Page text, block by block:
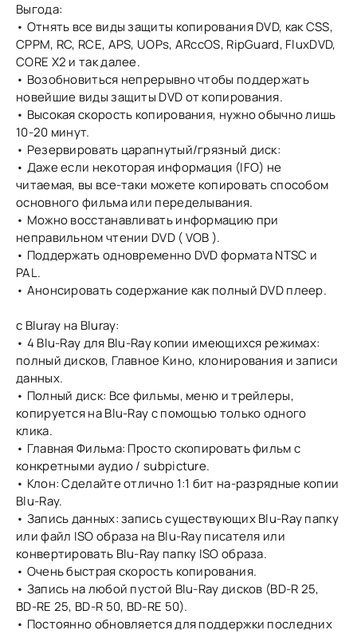
Выгода:
• Отнять все виды защиты копирования DVD, как CSS,
CPPM, RC, RCE, APS, UOPs, ARccOS, RipGuard, FluxDVD,
CORE X2 и так далее.
• Возобновиться непрерывно чтобы поддержать
новейшие виды защиты DVD от копирования.
• Высокая скорость копирования, нужно обычно лишь
10-20 минут.
• Резервировать царапнутый/грязный диск:
• Даже если некоторая информация (IFO) не
читаемая, вы все-таки можете копировать способом
основного фильма или переделывания.
• Можно восстанавливать информацию при
неправильном чтении DVD ( VOB ).
• Поддержать одновременно DVD формата NTSC и
PAL.
• Анонсировать содержание как полный DVD плеер.
с Bluray на Bluray:
• 4 Blu-Ray для Blu-Ray копии имеющихся режимах:
полный дисков, Главное Кино, клонирования и записи
данных.
• Полный диск: Все фильмы, меню и трейлеры,
копируется на Blu-Ray с помощью только одного
клика.
• Главная Фильма: Просто скопировать фильм с
конкретными аудио / subpicture.
• Клон: Сделайте отлично 1:1 бит на-разрядные копии
Blu-Ray.
• Запись данных: запись существующих Blu-Ray папку
или файл ISO образа на Blu-Ray писателя или
конвертировать Blu-Ray папку ISO образа.
• Очень быстрая скорость копирования.
• Запись на любой пустой Blu-Ray дисков (BD-R 25,
BD-RE 25, BD-R 50, BD-RE 50).
• Постоянно обновляется для поддержки последних